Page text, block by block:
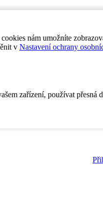
nám umožníte
v Nastavení ochrany
zařízení, používat přesná